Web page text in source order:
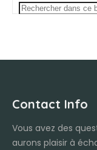
Contact Info
Vous avez des
aurons plaisir à